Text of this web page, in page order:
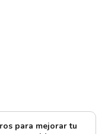
para mejorar tu